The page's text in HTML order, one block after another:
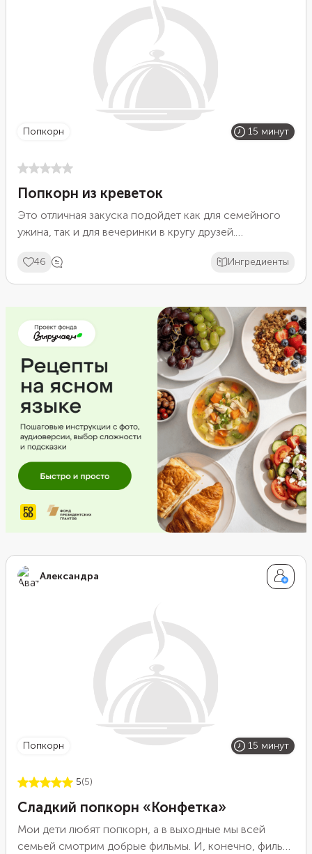
попкорн 15 минут
Попкорн из креветок
Это отличная закуска подойдет как для семейного
ужина, так и для вечеринки в кругу друзей.
46 Ингредиенты
Александра
попкорн 15 минут
5(5)
Сладкий попкорн «Конфетка»
Мои дети любят попкорн, а в выходные мы всей
семьей смотрим добрые фильмы. И, конечно, фильм